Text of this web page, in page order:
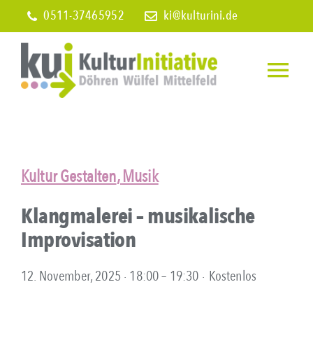
to
0511-37465952 ki@kulturini.de
Kultur Gestalten,Musik
Klangmalerei – musikalische
Improvisation
12. November, 2025 ∙ 18:00– 19:30 ∙ Kostenlos